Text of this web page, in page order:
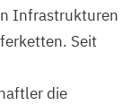
Infrastrukturen
Seit
die